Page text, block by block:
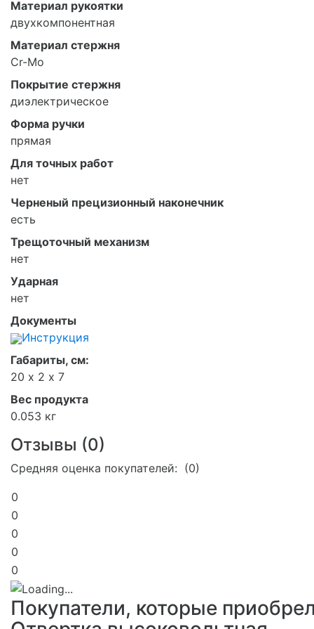
Материал рукоятки
двухкомпонентная
Материал стержня
Cr-Mo
Покрытие стержня
диэлектрическое
Форма ручки
прямая
Для точных работ
нет
Черненый прецизионный наконечник
есть
Трещоточный механизм
нет
Ударная
нет
Документы
Инструкция
Габариты, см:
20 х 2 х 7
Вес продукта
0.053 кг
Отзывы (0)
Средняя оценка покупателей: (0)
0
0
0
0
0
Покупатели, которые